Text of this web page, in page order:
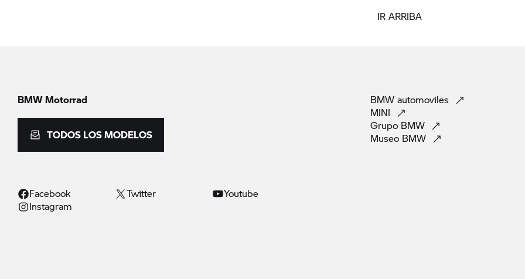
IR ARRIBA
BMW Motorrad
TODOS LOS MODELOS
Facebook Twitter
Youtube
Instagram
BMW automoviles
MINI
Grupo BMW
Museo BMW